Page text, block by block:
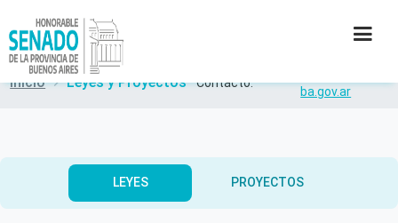
SECRETARÍAS
PRENSA
Inicio Leyes y Proyectos Contacto:
ba.gov.ar
LEYES PROYECTOS